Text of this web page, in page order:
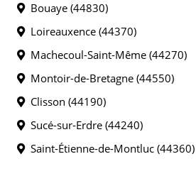
Bouaye (44830)
Loireauxence (44370)
Machecoul-Saint-Même (44270)
Montoir-de-Bretagne (44550)
Clisson (44190)
Sucé-sur-Erdre (44240)
Saint-Étienne-de-Montluc (44360)